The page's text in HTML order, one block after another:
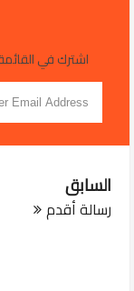
اشترك في القائمة
السابق
رسالة أقدم